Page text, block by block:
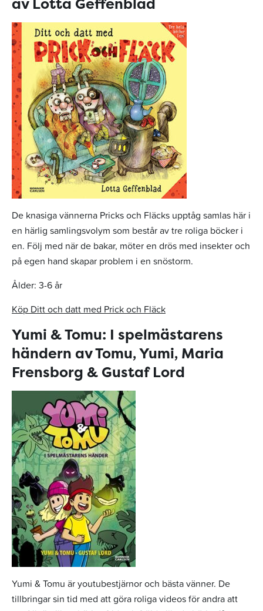
av Lotta Geffenblad
De knasiga vännerna Pricks och Fläcks upptåg samlas här i
en härlig samlingsvolym som består av tre roliga böcker i
en. Följ med när de bakar, möter en drös med insekter och
på egen hand skapar problem i en snöstorm.
Ålder: 3-6 år
Köp Ditt och datt med Prick och Fläck
Yumi & Tomu: I spelmästarens
händern av Tomu, Yumi, Maria
Frensborg & Gustaf Lord
Yumi & Tomu är youtubestjärnor och bästa vänner. De
tillbringar sin tid med att göra roliga videos för andra att